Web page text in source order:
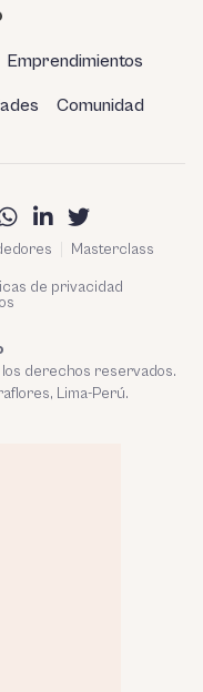
Emprendimientos
Comunidad
Masterclass
de privacidad
los derechos reservados.
Lima-Perú.